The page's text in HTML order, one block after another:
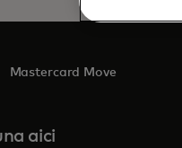
Mastercard Move
aici